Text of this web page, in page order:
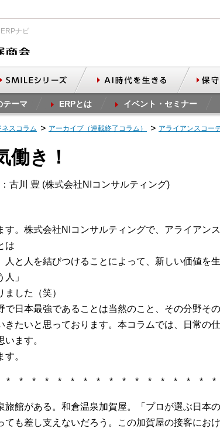
ナビ
テーマ ERPとは イベント・セミナー
ネスコラム アーカイブ（連載終了コラム） アライアンスコー
働き！
古川 豊 (株式会社NIコンサルティング)
。株式会社NIコンサルティングで、アライアン
は
人と人を結びつけることによって、新しい価値を
」
した（笑）
で日本最強であることは当然のこと、その分野そ
きたいと思っております。本コラムでは、日常の
ます。
。
* * * * * * * * * * * * * * * *
旅館がある。和倉温泉加賀屋。「プロが選ぶ日本
ても差し支えないだろう。この加賀屋の接客にお